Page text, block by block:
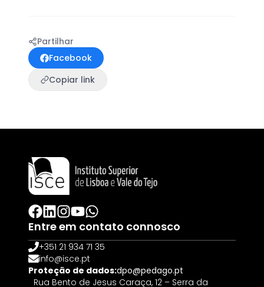
Partilhar
Facebook
Copiar link
Entre em contato connosco
+351 21 934 71 35
info@isce.pt
Proteção de dados:dpo@pedago.pt
Rua Bento de Jesus Caraça, 12 – Serra da